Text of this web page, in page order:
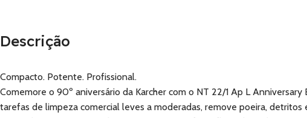
Descrição
Compacto. Potente. Profissional.
Comemore o 90º aniversário da Karcher com o NT 22/1 Ap L
tarefas de limpeza comercial leves a moderadas, remove poeira,